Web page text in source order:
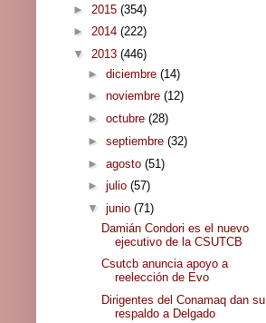
► 2015 (354)
► 2014 (222)
▼ 2013 (446)
► diciembre (14)
► noviembre (12)
► octubre (28)
► septiembre (32)
► agosto (51)
► julio (57)
▼ junio (71)
Damián Condori es el nuevo
ejecutivo de la CSUTCB
Csutcb anuncia apoyo a
reelección de Evo
Dirigentes del Conamaq dan su
respaldo a Delgado